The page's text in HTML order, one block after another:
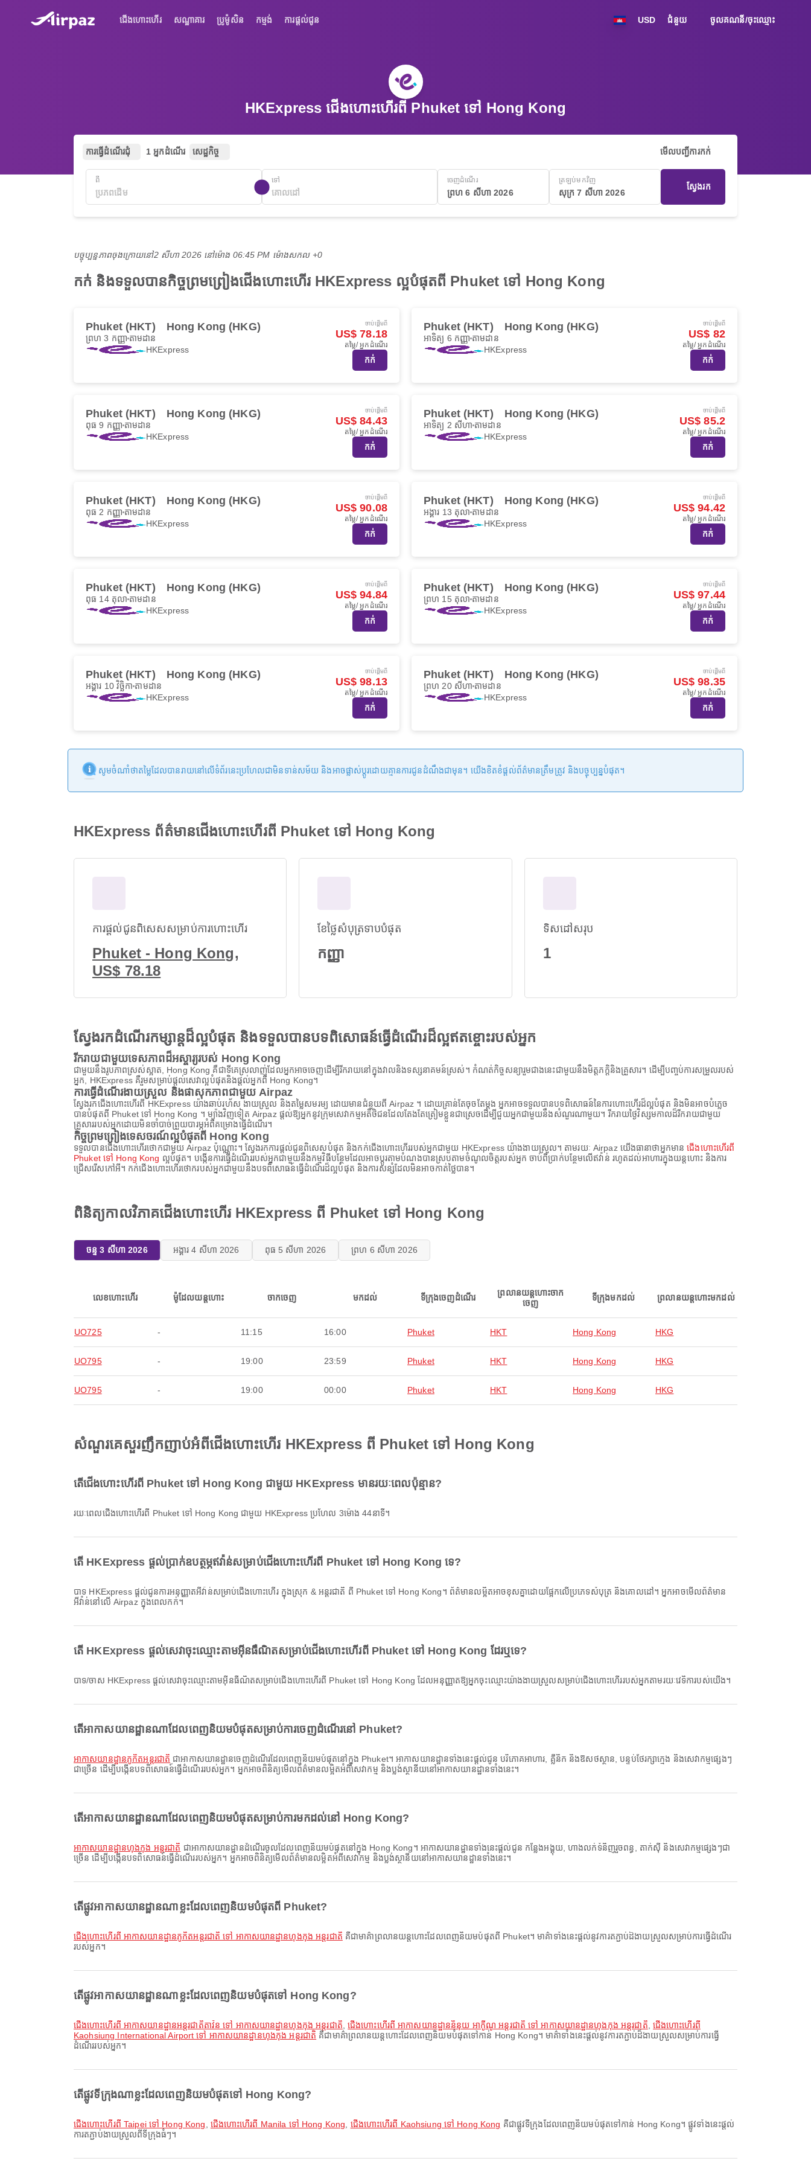
ជើងហោះហើរ សណ្ឋាគារ ប្រូម៉ូសិន កម្មង់ ការផ្តល់ជូន USD ជំនួយ ចូលគណនី/ចុះឈ្មោះ
HKExpress ជើងហោះហើរពី Phuket ទៅ Hong Kong
ការធ្វើដំណើរជុំ 1 អ្នកដំណើរ សេដ្ឋកិច្ច មើលបញ្ជីការកក់
ពី ទៅ ចេញដំណើរ
ព្រហ 6 សីហា 2026
ត្រឡប់មកវិញ
សុក្រ 7 សីហា 2026
ស្វែងរក
បច្ចុប្បន្នភាពចុងក្រោយនៅ2 សីហា 2026 នៅ​ម៉ោង 06:45 PM ម៉ោង​សកល +0
កក់ និងទទួលបានកិច្ចព្រមព្រៀងជើងហោះហើរ HKExpress ល្អបំផុតពី Phuket ទៅ Hong Kong
Phuket (HKT) Hong Kong (HKG)
ព្រហ 3 កញ្ញា តាមដាន
HKExpress
ចាប់ផ្ដើមពី
US$ 78.18
តម្លៃ/ អ្នកដំណើរ
កក់
Phuket (HKT) Hong Kong (HKG)
អាទិត្យ 6 កញ្ញា តាមដាន
HKExpress
ចាប់ផ្ដើមពី
US$ 82
តម្លៃ/ អ្នកដំណើរ
កក់
Phuket (HKT) Hong Kong (HKG)
ពុធ 9 កញ្ញា តាមដាន
HKExpress
ចាប់ផ្ដើមពី
US$ 84.43
តម្លៃ/ អ្នកដំណើរ
កក់
Phuket (HKT) Hong Kong (HKG)
អាទិត្យ 2 សីហា តាមដាន
HKExpress
ចាប់ផ្ដើមពី
US$ 85.2
តម្លៃ/ អ្នកដំណើរ
កក់
Phuket (HKT) Hong Kong (HKG)
ពុធ 2 កញ្ញា តាមដាន
HKExpress
ចាប់ផ្ដើមពី
US$ 90.08
តម្លៃ/ អ្នកដំណើរ
កក់
Phuket (HKT) Hong Kong (HKG)
អង្គារ 13 តុលា តាមដាន
HKExpress
ចាប់ផ្ដើមពី
US$ 94.42
តម្លៃ/ អ្នកដំណើរ
កក់
Phuket (HKT) Hong Kong (HKG)
ពុធ 14 តុលា តាមដាន
HKExpress
ចាប់ផ្ដើមពី
US$ 94.84
តម្លៃ/ អ្នកដំណើរ
កក់
Phuket (HKT) Hong Kong (HKG)
ព្រហ 15 តុលា តាមដាន
HKExpress
ចាប់ផ្ដើមពី
US$ 97.44
តម្លៃ/ អ្នកដំណើរ
កក់
Phuket (HKT) Hong Kong (HKG)
អង្គារ 10 វិច្ឆិកា តាមដាន
HKExpress
ចាប់ផ្ដើមពី
US$ 98.13
តម្លៃ/ អ្នកដំណើរ
កក់
Phuket (HKT) Hong Kong (HKG)
ព្រហ 20 សីហា តាមដាន
HKExpress
ចាប់ផ្ដើមពី
US$ 98.35
តម្លៃ/ អ្នកដំណើរ
កក់
សូមចំណាំថាតម្លៃដែលបានរាយនៅលើទំព័រនេះប្រហែលជាមិនទាន់សម័យ និងអាចផ្លាស់ប្តូរដោយគ្មានការជូនដំណឹងជាមុន។ យើងខិតខំផ្តល់ព័ត៌មានត្រឹមត្រូវ និងបច្ចុប្បន្នបំផុត។
HKExpress ព័ត៌មានជើងហោះហើរពី Phuket ទៅ Hong Kong
ការផ្តល់ជូនពិសេសសម្រាប់ការហោះហើរ
Phuket - Hong Kong,
US$ 78.18
ខែថ្លៃសំបុត្រទាបបំផុត
កញ្ញា
ទិសដៅសរុប
1
ស្វែងរកដំណើរកម្សាន្តដ៏ល្អបំផុត និងទទួលបានបទពិសោធន៍ធ្វើដំណើរដ៏ល្អឥតខ្ចោះរបស់អ្នក
រីករាយជាមួយទេសភាពដ៏អស្ចារ្យរបស់ Hong Kong
ជាមួយនឹងរូបភាពស្រស់ស្អាត, Hong Kong គឺជាទីគេស្រលាញ់ដែលអ្នកអាចចេញដើម្បីរីករាយនៅក្នុងវាលនិងទស្សនាគមន៍ស្រស់។ កំណត់កិច្ចសន្យារួមជាងនេះជាមួយនឹងមិត្តភក្តិនិងគ្រួសារ។ ដើម្បីបញ្ចប់ការសម្រួលរបស់
អ្នក, HKExpress គឺរួមសម្រាប់ផ្តល់សេវាល្អបំផុតនិងផ្តល់អ្នកពី Hong Kong។
ការធ្វើដំណើរងាយស្រួល និងផាសុកភាពជាមួយ Airpaz
ស្វែងរកជើងហោះហើរពី HKExpress យ៉ាងឆាប់រហ័ស ងាយស្រួល និងតម្លៃសមរម្យ ដោយមានជំនួយពី Airpaz ។ ដោយគ្រាន់តែចុចតែម្តង អ្នកអាចទទួលបានបទពិសោធន៍នៃការហោះហើរដ៏ល្អបំផុត និងមិនអាចបំភ្លេច
បានបំផុតពី Phuket ទៅ Hong Kong ។ ម្យ៉ាងវិញទៀត Airpaz ផ្តល់ឱ្យអ្នកនូវក្រុមសេវាកម្មអតិថិជនដែលតែងតែត្រៀមខ្លួនជាស្រេចដើម្បីជួយអ្នកជាមួយនឹងសំណួរណាមួយ។ រីករាយថ្ងៃវិស្សមកាលដ៏រីករាយជាមួយ
គ្រួសាររបស់អ្នកដោយមិនចាំបាច់ព្រួយបារម្ភអំពីគម្រោងធ្វើដំណើរ។
កិច្ចព្រមព្រៀងទេសចរណ៍ល្អបំផុតពី Hong Kong
ទទួលបានជើងហោះហើរថោកជាមួយ Airpaz ប៉ុណ្ណោះ។ ស្វែងរកការផ្តល់ជូនពិសេសបំផុត និងកក់ជើងហោះហើររបស់អ្នកជាមួយ HKExpress យ៉ាងងាយស្រួល។ តាមរយៈ Airpaz យើងធានាថាអ្នកមានជើងហោះហើរពី
Phuket ទៅ Hong Kong ល្អបំផុត។ បង្កើនការធ្វើដំណើររបស់អ្នកជាមួយនឹងកម្មវិធីបន្ថែមដែលអាចប្ដូរតាមបំណងបានស្របតាមចំណូលចិត្តរបស់អ្នក ចាប់ពីប្រាក់បន្ថែមលើឥវ៉ាន់ រហូតដល់អាហារក្នុងយន្តហោះ និងការ
ជ្រើសរើសកៅអី។ កក់ជើងហោះហើរថោករបស់អ្នកជាមួយនឹងបទពិសោធន៍ធ្វើដំណើរដ៏ល្អបំផុត និងការសន្សំដែលមិនអាចកាត់ថ្លៃបាន។
ពិនិត្យកាលវិភាគជើងហោះហើរ HKExpress ពី Phuket ទៅ Hong Kong
ចន្ទ 3 សីហា 2026 អង្គារ 4 សីហា 2026 ពុធ 5 សីហា 2026 ព្រហ 6 សីហា 2026
លេខហោះហើរ ម៉ូដែលយន្តហោះ ចាកចេញ មកដល់ ទីក្រុងចេញដំណើរ
ព្រលានយន្តហោះចាក
ចេញ
ទីក្រុងមកដល់ ព្រលានយន្តហោះមកដល់
UO725 - 11:15 16:00 Phuket HKT Hong Kong HKG
UO795 - 19:00 23:59 Phuket HKT Hong Kong HKG
UO795 - 19:00 00:00 Phuket HKT Hong Kong HKG
សំណួរគេសួរញឹកញាប់អំពីជើងហោះហើរ HKExpress ពី Phuket ទៅ Hong Kong
តើជើងហោះហើរពី Phuket ទៅ Hong Kong ជាមួយ HKExpress មានរយៈពេលប៉ុន្មាន?
រយៈពេលជើងហោះហើរពី Phuket ទៅ Hong Kong ជាមួយ HKExpress ប្រហែល 3ម៉ោង 44នាទី។
តើ HKExpress ផ្តល់ប្រាក់ឧបត្ថម្ភឥវ៉ាន់សម្រាប់ជើងហោះហើរពី Phuket ទៅ Hong Kong ទេ?
បាទ HKExpress ផ្តល់ជូនការអនុញ្ញាតអីវ៉ាន់សម្រាប់ជើងហោះហើរ ក្នុងស្រុក & អន្តរជាតិ ពី Phuket ទៅ Hong Kong។ ព័ត៌មានលម្អិតអាចខុសគ្នាដោយផ្អែកលើប្រភេទសំបុត្រ និងគោលដៅ។ អ្នកអាចមើលព័ត៌មាន
អីវ៉ាន់នៅលើ Airpaz ក្នុងពេលកក់។
តើ HKExpress ផ្តល់សេវាចុះឈ្មោះតាមអ៊ីនធឺណិតសម្រាប់ជើងហោះហើរពី Phuket ទៅ Hong Kong ដែរឬទេ?
បាទ/ចាស HKExpress ផ្តល់សេវាចុះឈ្មោះតាមអ៊ីនធឺណិតសម្រាប់ជើងហោះហើរពី Phuket ទៅ Hong Kong ដែលអនុញ្ញាតឱ្យអ្នកចុះឈ្មោះយ៉ាងងាយស្រួលសម្រាប់ជើងហោះហើររបស់អ្នកតាមរយៈវេទិការបស់យើង។
តើអាកាសយានដ្ឋានណាដែលពេញនិយមបំផុតសម្រាប់ការចេញដំណើរនៅ Phuket?
អាកាសយានដ្ឋានភូកិតអន្តរជាតិ ជាអាកាសយានដ្ឋានចេញដំណើរដែលពេញនិយមបំផុតនៅក្នុង Phuket។ អាកាសយានដ្ឋានទាំងនេះផ្តល់ជូន បរិភោគអាហារ, គ្លីនិក និងឱសថស្ថាន, បន្ទប់ថែរក្សាក្មេង និងសេវាកម្មផ្សេងៗ
ជាច្រើន ដើម្បីបង្កើនបទពិសោធន៍ធ្វើដំណើររបស់អ្នក។ អ្នកអាចពិនិត្យមើលព័ត៌មានលម្អិតអំពីសេវាកម្ម និងប្លង់ស្ថានីយនៅអាកាសយានដ្ឋានទាំងនេះ។
តើអាកាសយានដ្ឋានណាដែលពេញនិយមបំផុតសម្រាប់ការមកដល់នៅ Hong Kong?
អាកាសយានដ្ឋានហុងកុង អន្តរជាតិ ជាអាកាសយានដ្ឋានដំណើរចូលដែលពេញនិយមបំផុតនៅក្នុង Hong Kong។ អាកាសយានដ្ឋានទាំងនេះផ្តល់ជូន កន្លែងអង្គុយ, ហាងលក់ទំនិញរួចពន្ធ, តាក់ស៊ី និងសេវាកម្មផ្សេងៗជា
ច្រើន ដើម្បីបង្កើនបទពិសោធន៍ធ្វើដំណើររបស់អ្នក។ អ្នកអាចពិនិត្យមើលព័ត៌មានលម្អិតអំពីសេវាកម្ម និងប្លង់ស្ថានីយនៅអាកាសយានដ្ឋានទាំងនេះ។
តើផ្លូវអាកាសយានដ្ឋានណាខ្លះដែលពេញនិយមបំផុតពី Phuket?
ជើងហោះហើរពី អាកាសយានដ្ឋានភូកិតអន្តរជាតិ ទៅ អាកាសយានដ្ឋានហុងកុង អន្តរជាតិ គឺជាមាគ៌ាព្រលានយន្តហោះដែលពេញនិយមបំផុតពី Phuket។ មាគ៌ាទាំងនេះផ្តល់នូវការតភ្ជាប់ដ៏ងាយស្រួលសម្រាប់ការធ្វើដំណើរ
របស់អ្នក។
តើផ្លូវអាកាសយានដ្ឋានណាខ្លះដែលពេញនិយមបំផុតទៅ Hong Kong?
ជើងហោះហើរពី អាកាសយានដ្ឋានអន្តរជាតិតាវ័ន ទៅ អាកាសយានដ្ឋានហុងកុង អន្តរជាតិ ,ជើងហោះហើរពី អាកាសយានដ្ឋាននិនុយ អាកូីណូ អន្តរជាតិ ទៅ អាកាសយានដ្ឋានហុងកុង អន្តរជាតិ ,ជើងហោះហើរពី
Kaohsiung International Airport ទៅ អាកាសយានដ្ឋានហុងកុង អន្តរជាតិ គឺជាមាគ៌ាព្រលានយន្តហោះដែលពេញនិយមបំផុតទៅកាន់ Hong Kong។ មាគ៌ាទាំងនេះផ្តល់នូវការតភ្ជាប់ដ៏ងាយស្រួលសម្រាប់ការធ្វើ
ដំណើររបស់អ្នក។
តើផ្លូវទីក្រុងណាខ្លះដែលពេញនិយមបំផុតទៅ Hong Kong?
ជើងហោះហើរពី Taipei ទៅ Hong Kong ជើងហោះហើរពី Manila ទៅ Hong Kong ជើងហោះហើរពី Kaohsiung ទៅ Hong Kong គឺជាផ្លូវទីក្រុងដែលពេញនិយមបំផុតទៅកាន់ Hong Kong។ ផ្លូវទាំងនេះផ្តល់
ការតភ្ជាប់ងាយស្រួលពីទីក្រុងធំៗ។